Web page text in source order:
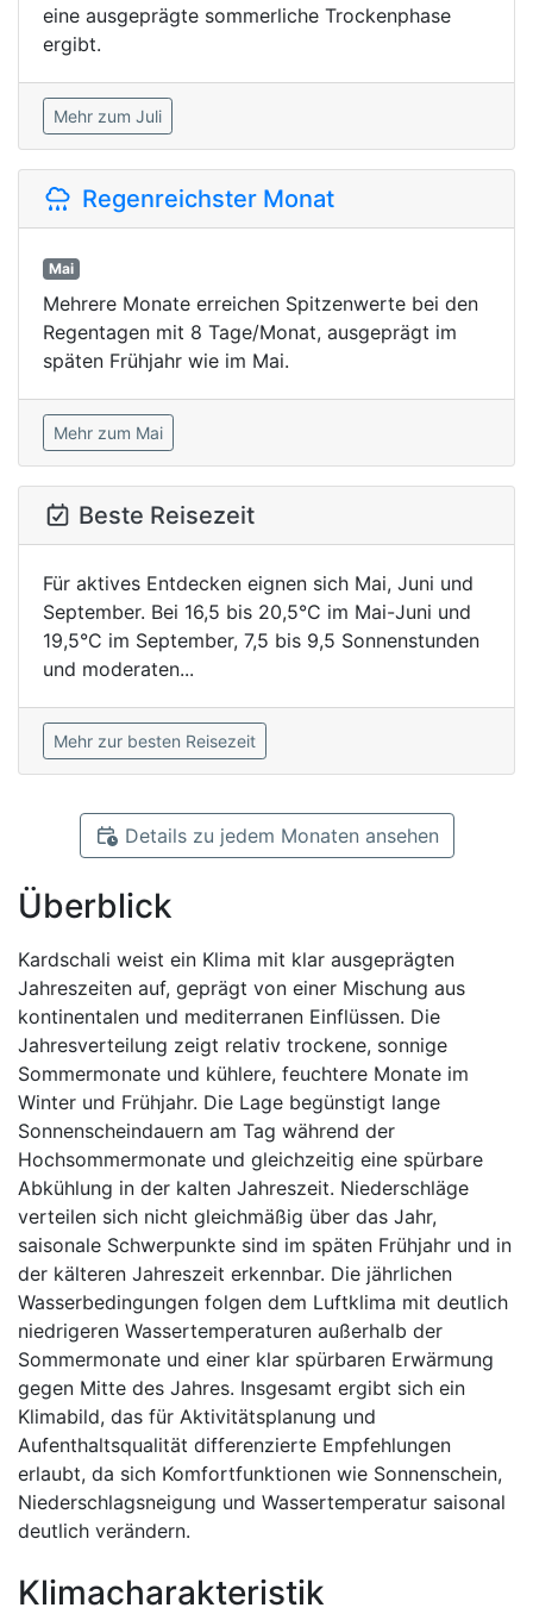
eine ausgeprägte sommerliche Trockenphase
ergibt.
Mehr zum Juli
Regenreichster Monat
Mai
Mehrere Monate erreichen Spitzenwerte bei den
Regentagen mit 8 Tage/Monat, ausgeprägt im
späten Frühjahr wie im Mai.
Mehr zum Mai
Beste Reisezeit
Für aktives Entdecken eignen sich Mai, Juni und
September. Bei 16,5 bis 20,5°C im Mai-Juni und
19,5°C im September, 7,5 bis 9,5 Sonnenstunden
und moderaten...
Mehr zur besten Reisezeit
Details zu jedem Monaten ansehen
Überblick
Kardschali weist ein Klima mit klar ausgeprägten
Jahreszeiten auf, geprägt von einer Mischung aus
kontinentalen und mediterranen Einflüssen. Die
Jahresverteilung zeigt relativ trockene, sonnige
Sommermonate und kühlere, feuchtere Monate im
Winter und Frühjahr. Die Lage begünstigt lange
Sonnenscheindauern am Tag während der
Hochsommermonate und gleichzeitig eine spürbare
Abkühlung in der kalten Jahreszeit. Niederschläge
verteilen sich nicht gleichmäßig über das Jahr,
saisonale Schwerpunkte sind im späten Frühjahr und in
der kälteren Jahreszeit erkennbar. Die jährlichen
Wasserbedingungen folgen dem Luftklima mit deutlich
niedrigeren Wassertemperaturen außerhalb der
Sommermonate und einer klar spürbaren Erwärmung
gegen Mitte des Jahres. Insgesamt ergibt sich ein
Klimabild, das für Aktivitätsplanung und
Aufenthaltsqualität differenzierte Empfehlungen
erlaubt, da sich Komfortfunktionen wie Sonnenschein,
Niederschlagsneigung und Wassertemperatur saisonal
deutlich verändern.
Klimacharakteristik